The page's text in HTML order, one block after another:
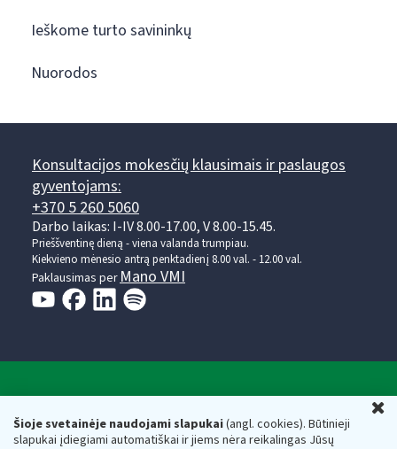
Šioje svetainėje naudojami slapukai(angl. cookies). Būtinieji
slapukai įdiegiami automatiškai ir jiems nėra reikalingas Jūsų
Ieškome turto savininkų
Nuorodos
Konsultacijos mokesčių klausimais ir paslaugos
gyventojams:
+370 5 260 5060
Darbo laikas: I-IV 8.00-17.00, V 8.00-15.45.
Prieššventinę dieną - viena valanda trumpiau.
Kiekvieno mėnesio antrą penktadienį 8.00 val. - 12.00 val.
Paklausimas per Mano VMI
Respublikos finansų ministerijos